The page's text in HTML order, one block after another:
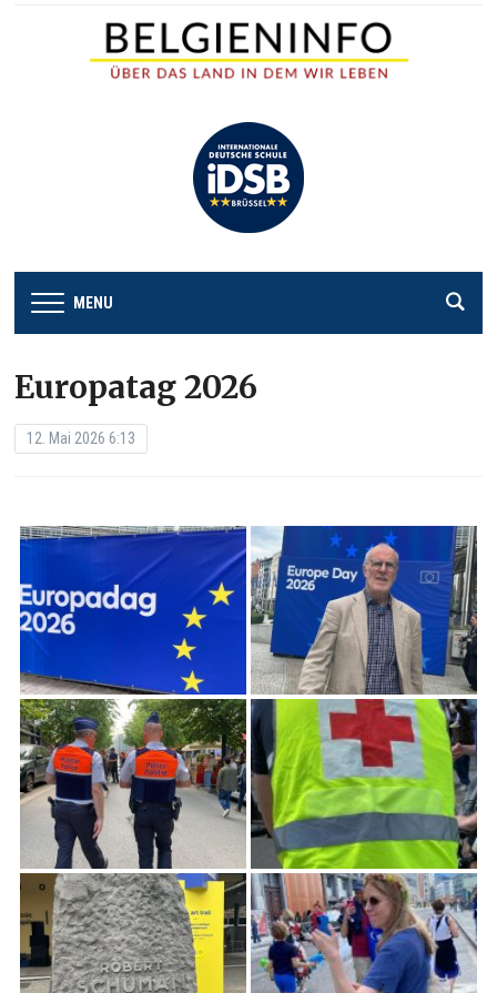
MENU
Europatag 2026
12. Mai 2026 6:13